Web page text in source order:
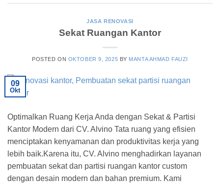
JASA RENOVASI
Sekat Ruangan Kantor
POSTED ON OKTOBER 9, 2025 BY MANTA AHMAD FAUZI
09
Okt
Optimalkan Ruang Kerja Anda dengan Sekat & Partisi
Kantor Modern dari CV. Alvino Tata ruang yang efisien
menciptakan kenyamanan dan produktivitas kerja yang
lebih baik.Karena itu, CV. Alvino menghadirkan layanan
pembuatan sekat dan partisi ruangan kantor custom
dengan desain modern dan bahan premium. Kami